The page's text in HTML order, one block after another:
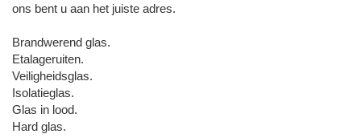
ons bent u aan het juiste adres.
Brandwerend glas.
Etalageruiten.
Veiligheidsglas.
Isolatieglas.
Glas in lood.
Hard glas.